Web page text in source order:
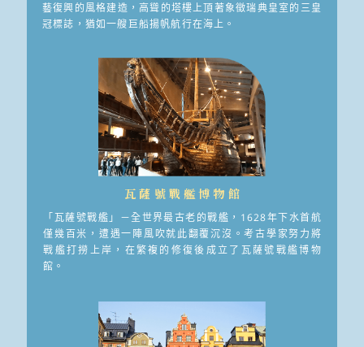
藝復興的風格建造，高聳的塔樓上頂著象徵瑞典皇室的三皇
冠標誌，猶如一艘巨船揚帆航行在海上。
瓦薩號戰艦博物館
「瓦薩號戰艦」－全世界最古老的戰艦，1628年下水首航
僅幾百米，遭遇一陣風吹就此翻覆沉沒。考古學家努力將
戰艦打撈上岸，在繁複的修復後成立了瓦薩號戰艦博物
館。